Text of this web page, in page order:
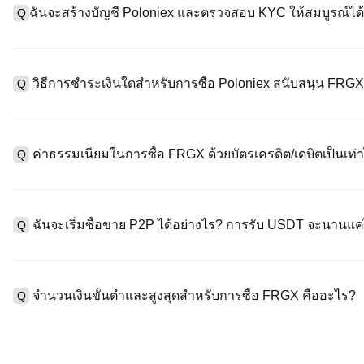
Q ฉันจะสร้างบัญชี Poloniex และตรวจสอบ KYC ให้สมบูรณ์ได้
"ความปลอดภัย" อัปโหลดเอกสาร Id ที่ถูกต้องของคุณ และถ่ายเซลฟี่
Q วิธีการชำระเงินใดสำหรับการซื้อ Poloniex สนับสนุน
ซื้อขาย OTC สำหรับธุรกรรมขนาดใหญ่เกิน 100,000 USD พร้อมใบเสน
Q ค่าธรรมเนียมในการซื้อ FRGX ด้วยบัตรเครดิต/เดบิตเป็นเท่
ธรรมเนียมการซื้อขายแบบสปอตมาตรฐาน (ต่ำถึง 0.05%) ใช้กับการซื้อข
Q ฉันจะเริ่มซื้อขาย P2P ได้อย่างไร? การรับ USDT จะนานแ
กับวิธีการชำระเงินและเวลาตอบสนองของผู้ขาย
Q จำนวนเงินขั้นต่ำและสูงสุดสำหรับการซื้อ FRGX คืออะไร?